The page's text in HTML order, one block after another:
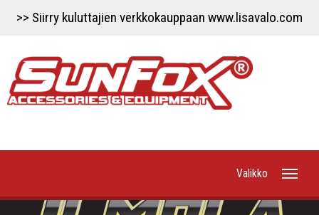
>> Siirry kuluttajien verkkokauppaan www.lisavalo.com
Valikko